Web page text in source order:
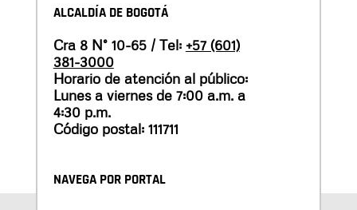
ALCALDÍA DE BOGOTÁ
Cra 8 N° 10-65 / Tel: +57 (601)
381-3000
Horario de atención al público:
Lunes a viernes de 7:00 a.m. a
4:30 p.m.
Código postal: 111711
NAVEGA POR PORTAL